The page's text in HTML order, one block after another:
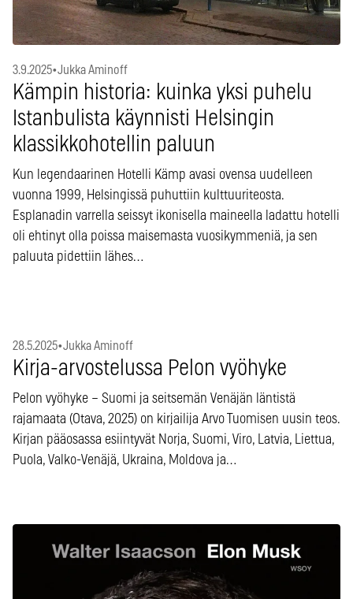
3.9.2025•Jukka Aminoff
Kämpin historia: kuinka yksi puhelu
Istanbulista käynnisti Helsingin
klassikkohotellin paluun
Kun legendaarinen Hotelli Kämp avasi ovensa uudelleen
vuonna 1999, Helsingissä puhuttiin kulttuuriteosta.
Esplanadin varrella seissyt ikonisella maineella ladattu hotelli
oli ehtinyt olla poissa maisemasta vuosikymmeniä, ja sen
paluuta pidettiin lähes…
28.5.2025•Jukka Aminoff
Kirja-arvostelussa Pelon vyöhyke
Pelon vyöhyke – Suomi ja seitsemän Venäjän läntistä
rajamaata (Otava, 2025) on kirjailija Arvo Tuomisen uusin teos.
Kirjan pääosassa esiintyvät Norja, Suomi, Viro, Latvia, Liettua,
Puola, Valko-Venäjä, Ukraina, Moldova ja…